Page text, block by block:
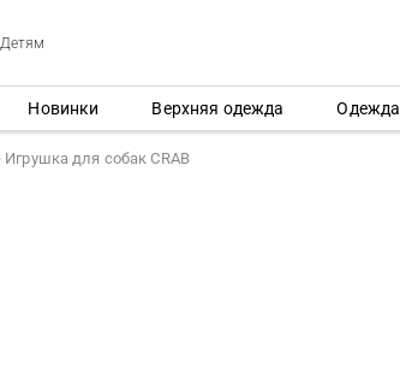
Детям
Новинки Верхняя одежда Одежда
Игрушка для собак CRAB